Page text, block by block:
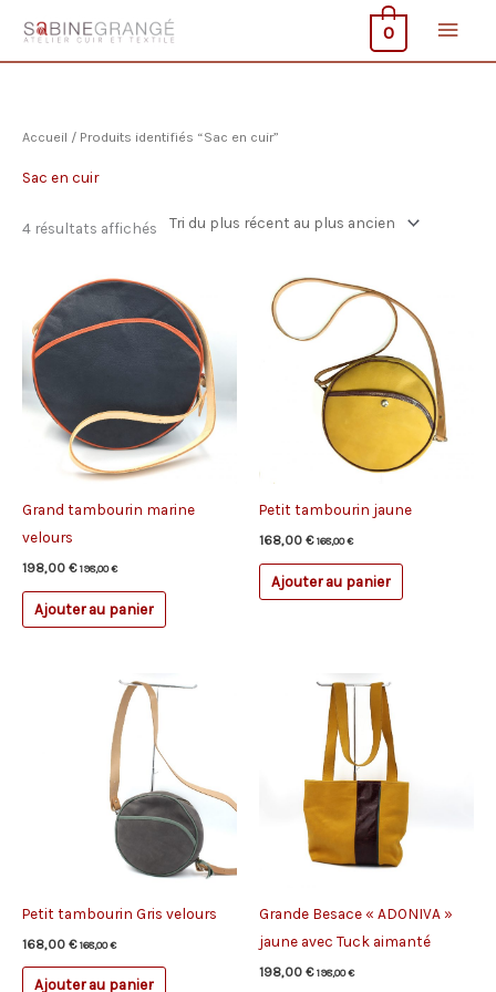
contenu
0
Accueil / Produits identifiés “Sac en cuir”
Sac en cuir
4 résultats affichés Trié
au
plus
ancien
Grand tambourin marine
velours
198,00 € 198,00€
Ajouter au panier
Petit tambourin jaune
168,00 € 168,00€
Ajouter au panier
Petit tambourin Gris velours
168,00 € 168,00€
Ajouter au panier
Grande Besace « ADONIVA »
jaune avec Tuck aimanté
198,00 € 198,00€